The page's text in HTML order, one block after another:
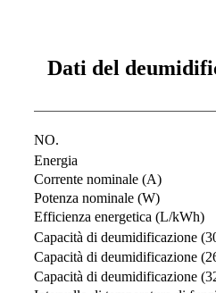
Dati del
NO.
Energia
Corrente nominale (A)
Potenza nominale (W)
Efficienza energetica (L/kWh)
Capacità di deumidificazione
Capacità di deumidificazione
Capacità di deumidificazione